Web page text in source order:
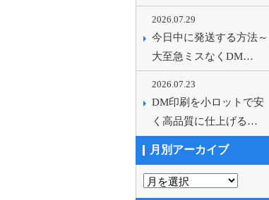
2026.07.29
今日中に発送する方法～
大至急ミスなくDM…
2026.07.23
DM印刷を小ロットで安
く高品質に仕上げる…
月別アーカイブ